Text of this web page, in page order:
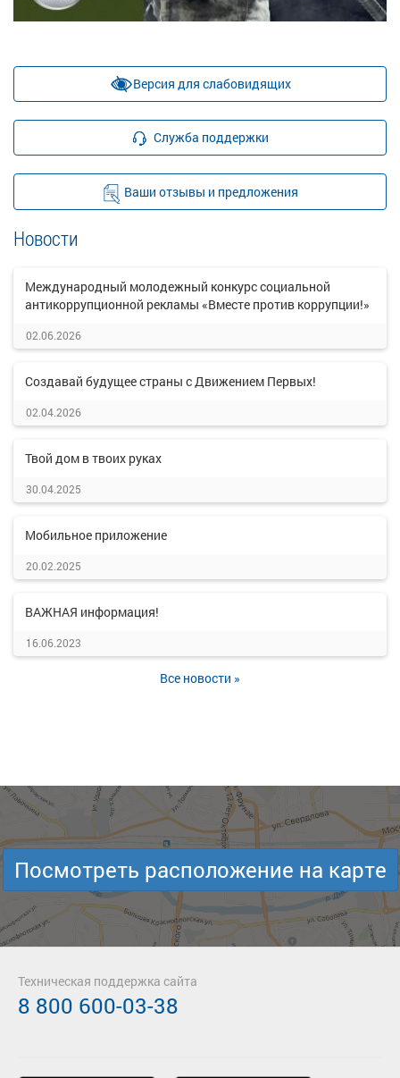
Версия для слабовидящих
Служба поддержки
Ваши отзывы и предложения
Новости
Международный молодежный конкурс социальной
антикоррупционной рекламы «Вместе против коррупции!»
02.06.2026
Создавай будущее страны с Движением Первых!
02.04.2026
Твой дом в твоих руках
30.04.2025
Мобильное приложение
20.02.2025
ВАЖНАЯ информация!
16.06.2023
Все новости »
Посмотреть расположение на карте
Техническая поддержка сайта
8 800 600-03-38